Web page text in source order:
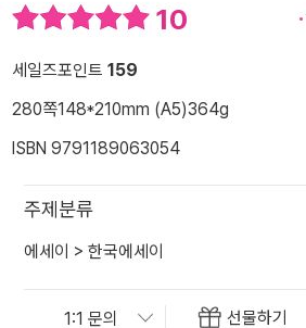
10
세일즈포인트 159
280쪽148*210mm (A5)364g
ISBN 9791189063054
주제분류
에세이 > 한국에세이
선물하기